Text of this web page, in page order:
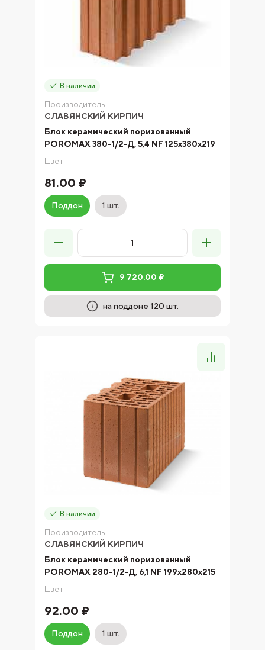
В наличии
Производитель:
СЛАВЯНСКИЙ КИРПИЧ
Блок керамический поризованный
POROMAX 380-1/2-Д, 5,4 NF 125х380х219
Цвет:
81.00 ₽
Поддон 1 шт.
9 720.00 ₽
на поддоне 120 шт.
В наличии
Производитель:
СЛАВЯНСКИЙ КИРПИЧ
Блок керамический поризованный
POROMAX 280-1/2-Д, 6,1 NF 199х280х215
Цвет:
92.00 ₽
Поддон 1 шт.